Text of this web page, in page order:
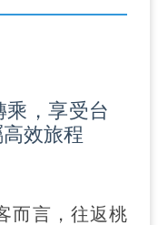
，享受台
效旅程
而言，往返桃